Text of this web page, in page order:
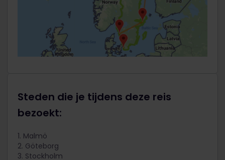
Steden die je tijdens deze reis
bezoekt:
1. Malmö
2. Göteborg
3. Stockholm